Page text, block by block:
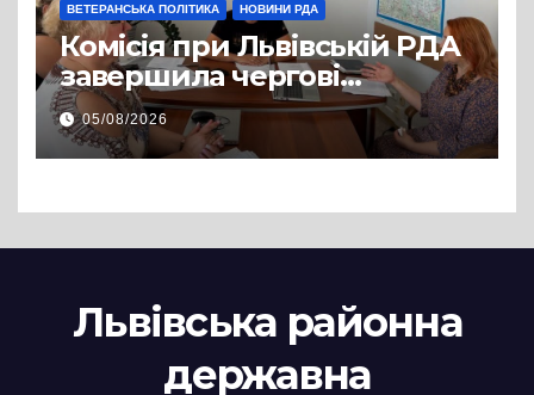
ВЕТЕРАНСЬКА ПОЛІТИКА НОВИНИ РДА
Комісія при Львівській РДА
завершила чергові
співбесіди та
рекомендувала кандидатів
на посади фахівців із
05/08/2026
Львівська районна
державна